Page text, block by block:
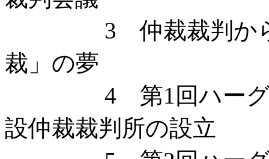
3 仲裁裁判から司
裁」の夢
4 第1回ハーグ万
設仲裁裁判所の設立